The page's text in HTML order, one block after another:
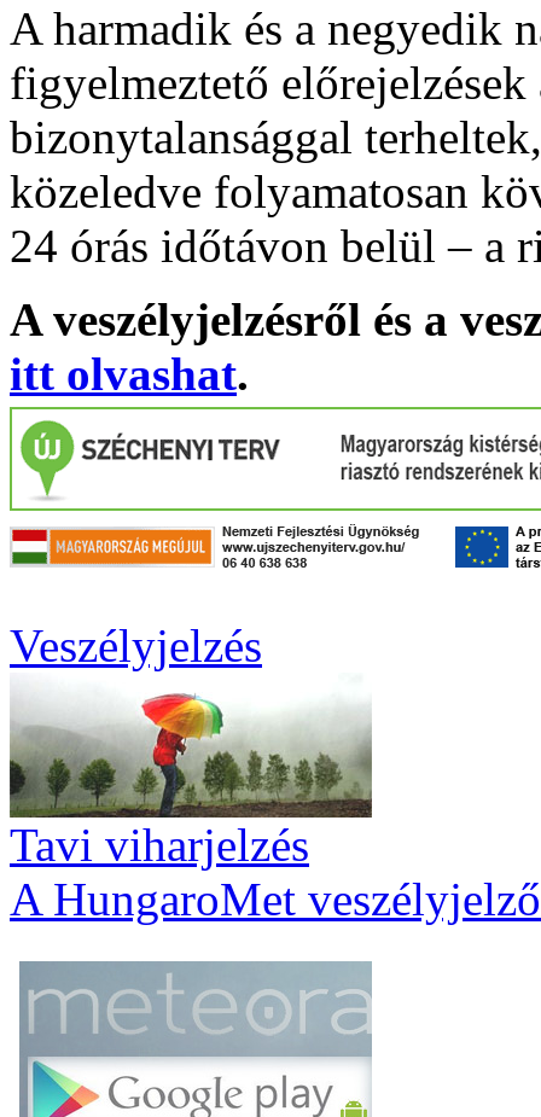
A harmadik és a negyedik
figyelmeztető
bizonytalansággal
közeledve folyamatosan
24 órás időtávon belül – a
A veszélyjelzésről és a
itt olvashat.
Veszélyjelzés
Tavi viharjelzés
A HungaroMet